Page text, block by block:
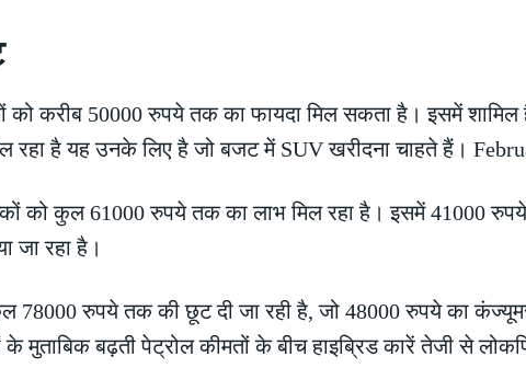
करीब 50000 रुपये तक का फायदा मिल सकता है। इसमें शामिल
रहा है यह उनके लिए है जो बजट में SUV खरीदना चाहते हैं।
को कुल 61000 रुपये तक का लाभ मिल रहा है। इसमें 41000
जा रहा है।
78000 रुपये तक की छूट दी जा रही है, जो 48000 रुपये का
मुताबिक बढ़ती पेट्रोल कीमतों के बीच हाइब्रिड कारें तेजी से